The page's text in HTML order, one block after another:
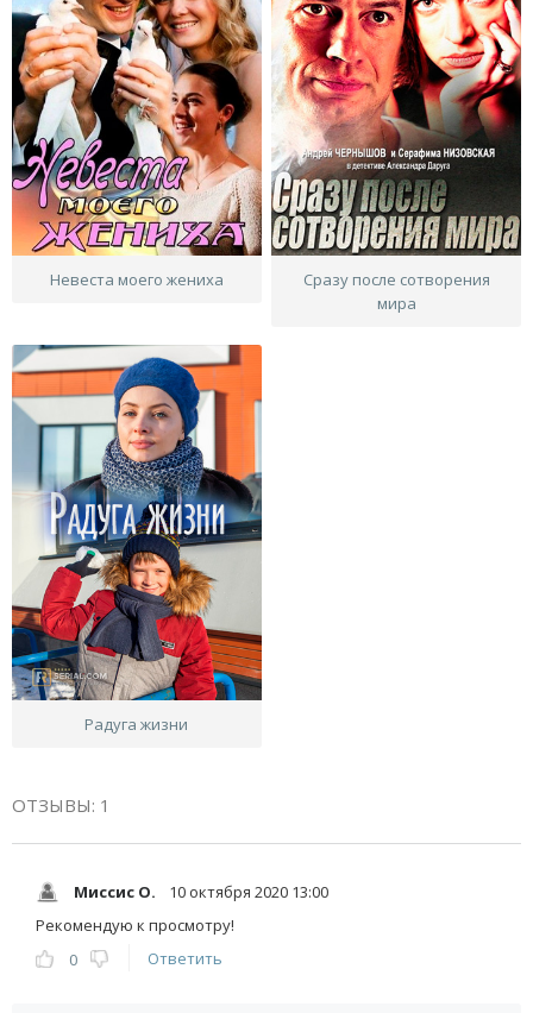
Невеста моего жениха
Сразу после сотворения
мира
Радуга жизни
ОТЗЫВЫ: 1
Миссис О.
10 октября 2020 13:00
Рекомендую к просмотру!
0
Ответить